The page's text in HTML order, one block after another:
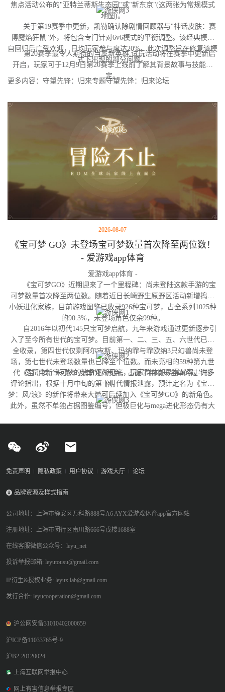
焦点活动公布的"亚特兰蒂斯生态园"或"新东京"(这两张为常规模式
地图)。
关于第19赛季中更新，凯勒确认除剧情回顾器与"神话皮肤：赛
博魔焰狂鼠"外，将包含专门针对6v6模式的平衡调整。该经典模式
自回归后广受欢迎，日均玩家参与度达20%。此次调整旨在修复该模
式下出现的部分问题。
第20赛季最令人期待的当属新英雄,试玩活动将在赛季中更新后
开启，玩家可于12月9日第20赛季上线前了解其背景故事与技能设
定。
更多内容：守望先锋：归来专题守望先锋：归来论坛
2026-08-07
《宝可梦 GO》未登场宝可梦数量首次降至两位数！
- 爱游戏app体育
爱游戏app体育 -
《宝可梦GO》近期迎来了一个里程碑：尚未登陆这款手游的宝
可梦数量首次降至两位数。随着近日长崎野生原野区活动新增捣蛋
小妖进化家族，目前游戏图鉴已收录926种宝可梦，占全系列1025种
的90.3%，未登场角色仅余99种。
自2016年以初代145只宝可梦启航，九年来游戏通过更新逐步引
入了至今所有世代的宝可梦。目前第一、二、三、五、六世代已完
全收录，第四世代仅剩阿尔宙斯、玛纳霏与霏欧纳3只幻兽尚未登
场，第七世代未登场数量也已降至个位数。而未亮相的59种第九世
代《宝可梦：朱/紫》及其DLC角色，占据了待收录名单的过半比
例。
尽管全新宝可梦的储备逐渐见底，玩家群体却显得从容。许多
评论指出，根据十月中旬的第十世代情报泄露，预计定名为《宝可
梦：风/浪》的新作将带来大量可后续加入《宝可梦GO》的新角色。
此外，虽然不单独占据图鉴编号，但极巨化与mega进化形态仍有大
免责声明 隐私政策 用户协议 游戏大厅 论坛
品牌资源及样式指南
公司地址：上海市静安区万科路888号A6 AYX爱游戏体育app官方网站
注册地址：上海市闵行区南川路666号戊楼1688室
在线客服微信公众号：leyu_net
投诉举报邮箱: leyutousu@gmail.com
IP衍生&授权业务: leyux.lab@gmail.com
发行合作: leyucooperation@gmail.com
沪公网安备31010402000659
沪ICP备11033765号-9
沪B2-20120024
上海互联网举报中心
网上有害信息举报专区